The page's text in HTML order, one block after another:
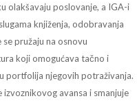
olakšavaju poslovanje, a IGA-i
knjiženja, odobravanja
pružaju na osnovu
koji omogućava tačno i
portfolija njegovih potraživanja.
avansa i smanjuje